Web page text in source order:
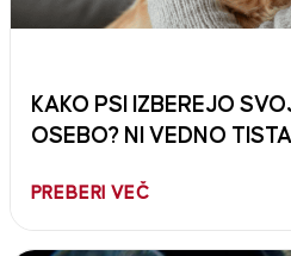
KAKO PSI IZBEREJO
OSEBO? NI VEDNO
PREBERI VEČ